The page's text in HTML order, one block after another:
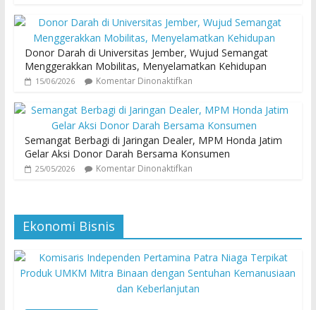
Donor Darah di Universitas Jember, Wujud Semangat
Menggerakkan Mobilitas, Menyelamatkan Kehidupan
15/06/2026 Komentar Dinonaktifkan
Semangat Berbagi di Jaringan Dealer, MPM Honda Jatim
Gelar Aksi Donor Darah Bersama Konsumen
25/05/2026 Komentar Dinonaktifkan
Ekonomi Bisnis